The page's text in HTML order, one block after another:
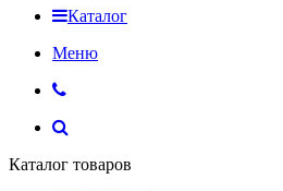
Каталог
Меню
Каталог товаров